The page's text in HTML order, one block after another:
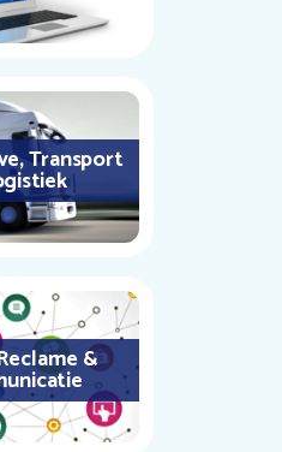
Transport
&